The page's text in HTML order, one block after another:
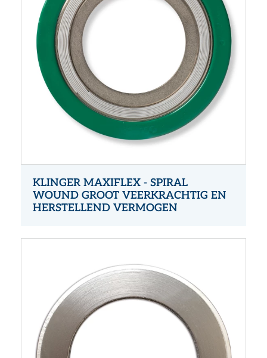
KLINGER MAXIFLEX - SPIRAL
WOUND GROOT VEERKRACHTIG EN
HERSTELLEND VERMOGEN